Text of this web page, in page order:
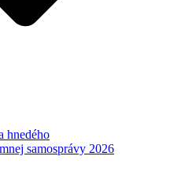
hnedého
samosprávy 2026